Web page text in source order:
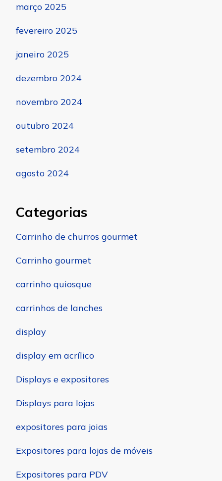
março 2025
fevereiro 2025
janeiro 2025
dezembro 2024
novembro 2024
outubro 2024
setembro 2024
agosto 2024
Categorias
Carrinho de churros gourmet
Carrinho gourmet
carrinho quiosque
carrinhos de lanches
display
display em acrílico
Displays e expositores
Displays para lojas
expositores para joias
Expositores para lojas de móveis
Expositores para PDV